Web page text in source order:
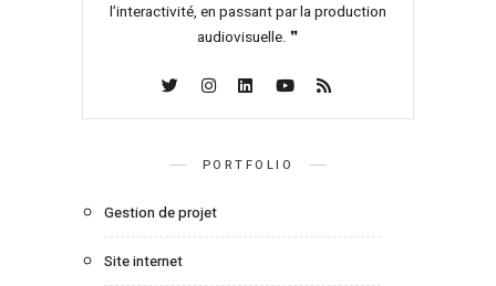
l’interactivité, en passant par la production
audiovisuelle. ❞
PORTFOLIO
Gestion de projet
Site internet